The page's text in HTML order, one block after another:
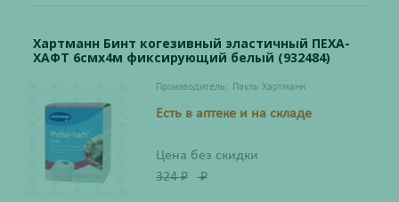
Хартманн Бинт когезивный эластичный ПЕХА-
ХАФТ 6смх4м фиксирующий белый (932484)
Производитель: Пауль Хартманн
Есть в аптеке и на складе
Цена без скидки
324₽ ₽